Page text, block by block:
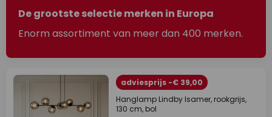
De grootste selectie merken in Europa
Enorm assortiment van meer dan 400 merken.
adviesprijs -€ 39,00
Hanglamp Lindby Isamer, rookgrijs,
130 cm, bol